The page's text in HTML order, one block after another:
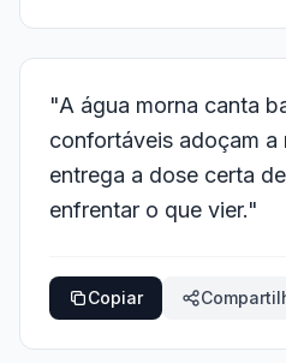
"A água morna canta
confortáveis adoçam a
entrega a dose certa
enfrentar o que vier."
Copiar